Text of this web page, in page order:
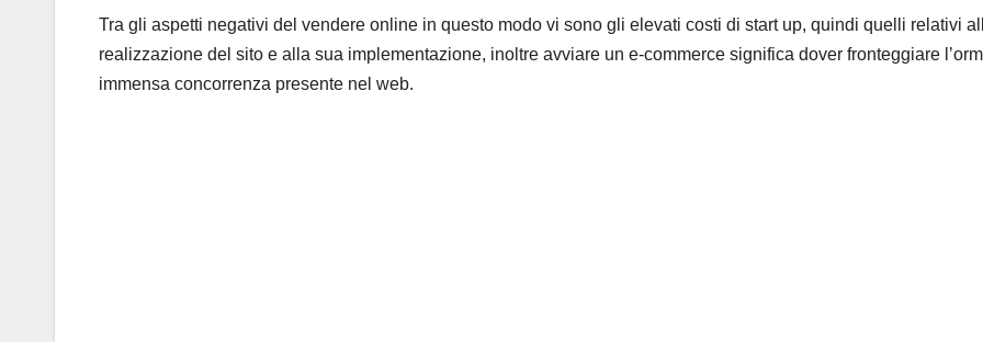
Tra gli aspetti negativi del vendere online in questo modo vi sono gli elevati costi di start up, quindi quelli relativi
realizzazione del sito e alla sua implementazione, inoltre avviare un e-commerce significa dover fronteggiare
immensa concorrenza presente nel web.